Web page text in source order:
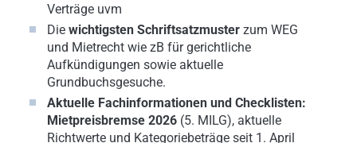
Verträge uvm
Die wichtigsten Schriftsatzmuster zum WEG
und Mietrecht wie zB für gerichtliche
Aufkündigungen sowie aktuelle
Grundbuchsgesuche.
Aktuelle Fachinformationen und Checklisten:
Mietpreisbremse 2026 (5. MILG), aktuelle
Richtwerte und Kategoriebeträge seit 1. April